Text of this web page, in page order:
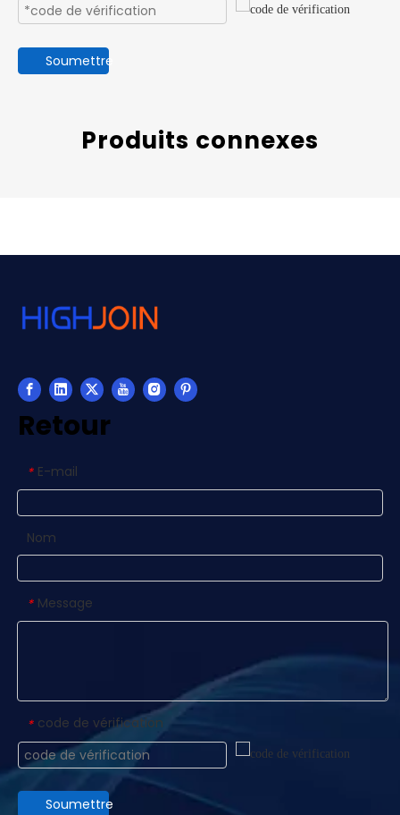
Soumettre
Produits connexes
Retour
* E-mail
Nom
* Message
* code de vérification
Soumettre